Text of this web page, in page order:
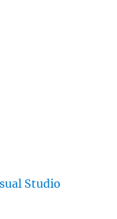
Studio